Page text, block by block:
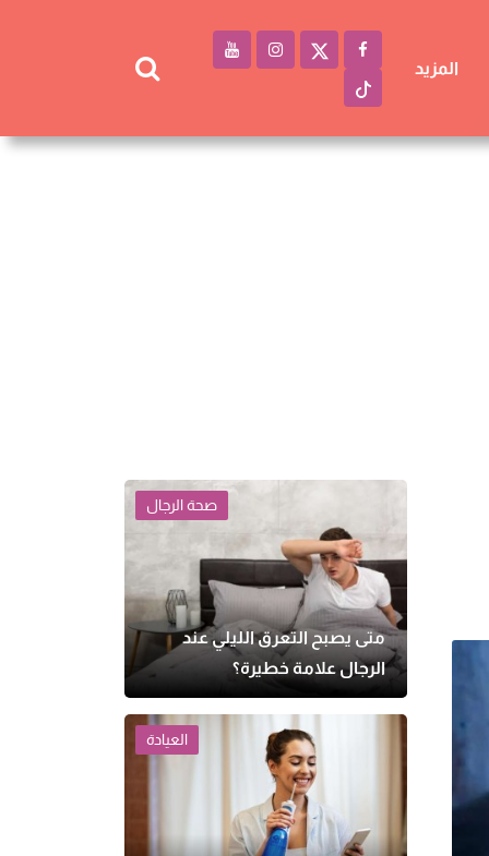
المزيد
صحة الرجال
متى يصبح التعرق الليلي عند
الرجال علامة خطيرة؟
العيادة